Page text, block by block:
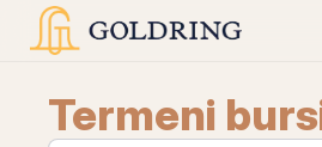
Termeni